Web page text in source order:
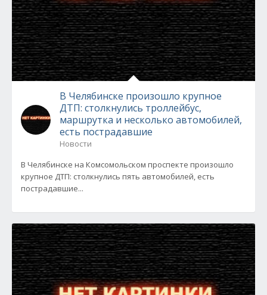
В Челябинске произошло крупное
ДТП: столкнулись троллейбус,
маршрутка и несколько автомобилей,
есть пострадавшие
Новости
В Челябинске на Комсомольском проспекте произошло
крупное ДТП: столкнулись пять автомобилей, есть
пострадавшие...